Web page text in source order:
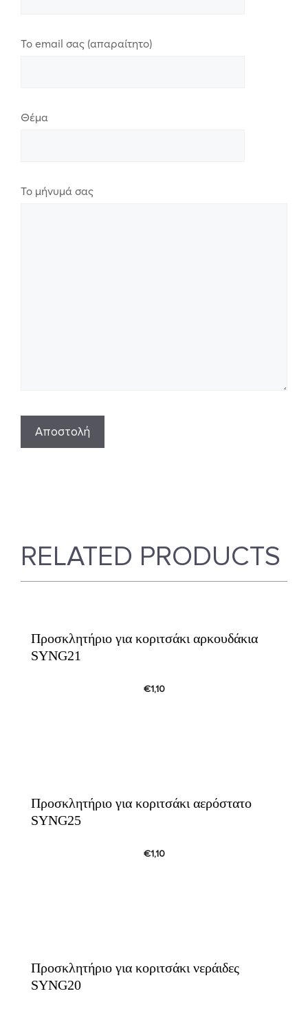
Το email σας (απαραίτητο)
Θέμα
Το μήνυμά σας
RELATED PRODUCTS
Προσκλητήριο για κοριτσάκι αρκουδάκια
SYNG21
€1,10
Προσκλητήριο για κοριτσάκι αερόστατο
SYNG25
€1,10
Προσκλητήριο για κοριτσάκι νεράιδες
SYNG20